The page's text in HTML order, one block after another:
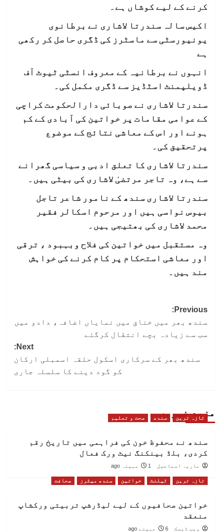
کرنے کے لیے کوشاں ہے۔
اکیس سالہ سندرتا لاشاری نے برطانوی
یونیورسٹی سے ماسٹرز کی ڈگری حاصل کر رکھی
ہے
انہوں نے برطانیہ کے معروف انسٹی ٹیوٹ آف
ڈویلپمنٹ اسٹڈیز سے ڈگری مکمل کی۔
سندرتا لاشاری نے صوبائی دارالحکومت کراچی
کے عوامی مقامات پر خواتین کی آبادی کے کم
ہونے اور اس کے معاشی نتائج کے موضوع
پرتحقیق کی۔
سندرتا لاشاری کا تعلق ادبی و سیاسی گھرانے
سے ہے، وہ تاجر مرتضیٰ لاشاری کی بیٹی ہیں۔
سندرتا لاشاری سندھ کے نامور شاعر تاجل
بیوس نواسی ہیں اور مرحوم اسکالر فقیر
محمد لاشاری کی بھتیجی ہیں۔
وہ مستقبل میں خواتین کی فلاح وبہبود ، ترقی
اور معاشی استحکام پر کام کرنے کی خواہش
مند ہیں۔
Post
navigation
Previous:
سندھ بھر میں خناق میں نمایاں اضافہ، دادو میں
سب سے زیادہ بچے انتقال کرگئے
Next:
سندھ بھر کے سرکاری اسکول حلقہ اسمبلی ارکان
کو گود دینے کا سلسلہ جاری
مزید خبریں
تازہ ترین سندھ صحت و تعلیم
سندھ نے محفوظ خون کی فراہمی میں تاریخ رقم
کردی، بلڈ بینکنگ نیٹ ورک فعال
ماریہ اسماعیل 1 مہینہ ago
تازہ ترین ٹیلنٹ خواتین سندھ میٹرز صحافت
خواتین صحافیوں کے لیے لیڈرشپ تربیتی ورکشاپ
منعقد
ویب ڈیسک 6 مہینے ago